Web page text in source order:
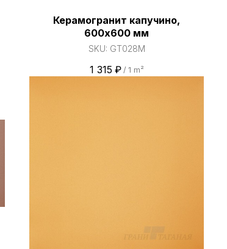
Керамогранит капучино,
600х600 мм
SKU: GT028M
1 315 ₽ / 1 m²